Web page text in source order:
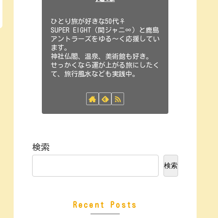
ひとり旅が好きな50代♀
SUPER EIGHT（関ジャニ∞）と鹿島
アントラーズをゆる～く応援してい
ます。
神社仏閣、温泉、美術館も好き。
せっかくなら運が上がる旅にしたく
て、旅行風水なども実践中。
検索
検索
Recent Posts